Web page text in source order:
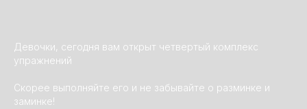
Девочки, сегодня вам открыт четвертый комплекс
упражнений
Скорее выполняйте его и не забывайте о разминке и
заминке!